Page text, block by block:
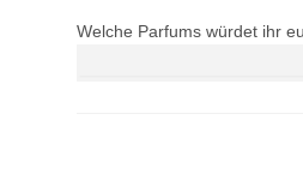
Welche Parfums würdet ihr